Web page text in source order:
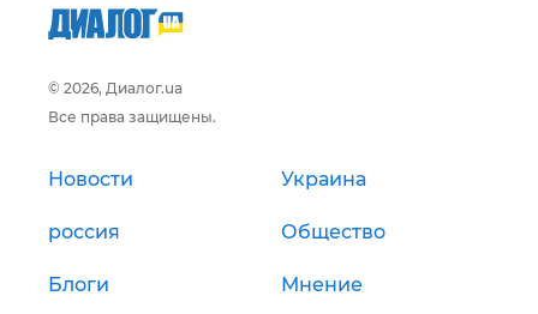
© 2026, Диалог.ua
Все права защищены.
Новости Украина
россия Общество
Блоги Мнение